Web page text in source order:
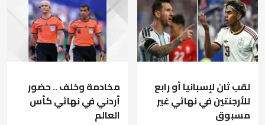
لقب ثان لإسبانيا أو رابع
للأرجنتين في نهائي غير
مسبوق
مخادمة وخلف .. حضور
أردني في نهائي كأس
العالم